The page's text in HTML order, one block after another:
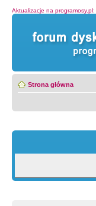
Aktualizacje na programosy.pl:
Strona główna